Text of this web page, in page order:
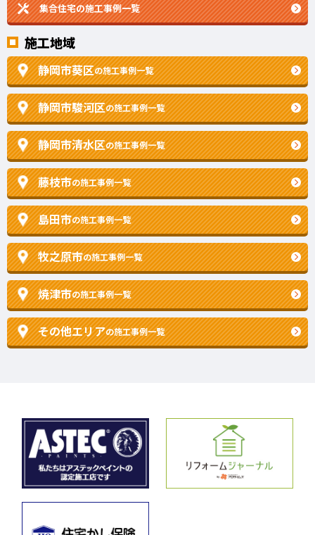
集合住宅の施工事例一覧
施工地域
静岡市葵区の施工事例一覧
静岡市駿河区の施工事例一覧
静岡市清水区の施工事例一覧
藤枝市の施工事例一覧
島田市の施工事例一覧
牧之原市の施工事例一覧
焼津市の施工事例一覧
その他エリアの施工事例一覧